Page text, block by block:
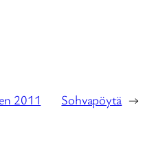
2011 Sohvapöytä →